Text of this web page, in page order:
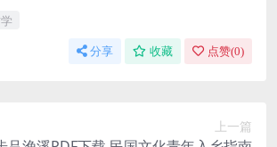
分享 收藏 点赞(0)
上一篇